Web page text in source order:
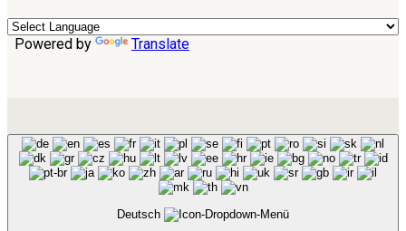
Powered by Translate
Deutsch